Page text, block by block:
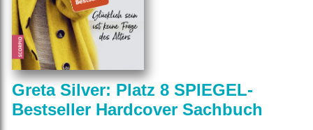
Greta Silver: Platz 8 SPIEGEL-
Bestseller Hardcover Sachbuch